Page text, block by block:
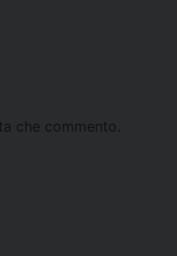
che commento.